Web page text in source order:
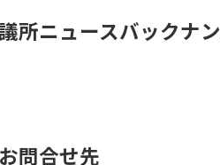
所ニュースバックナ
問合せ先